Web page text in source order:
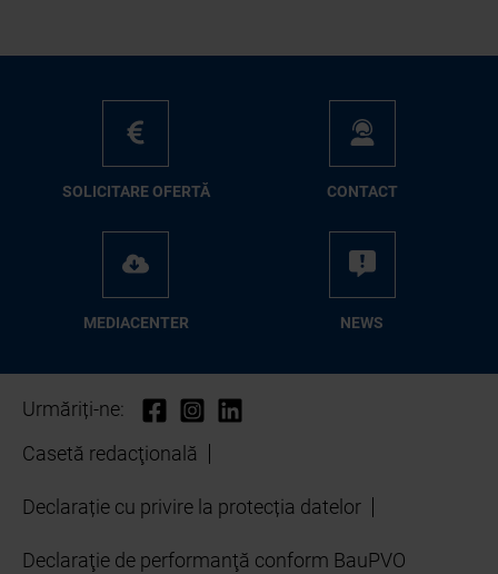
SO­LI­CI­TA­RE OFER­TĂ CON­TA­CT
ME­D­IA­CEN­TER NEWS
Urmăriți-ne:
Casetă redacţională
Declarație cu privire la protecția datelor
Declaraţie de performanţă conform BauPVO